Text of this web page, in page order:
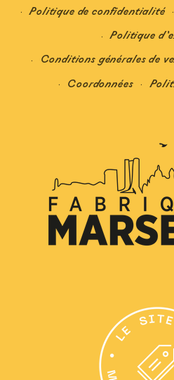
Politique de confidentialité
Politique
Conditions générales de
Coordonnées